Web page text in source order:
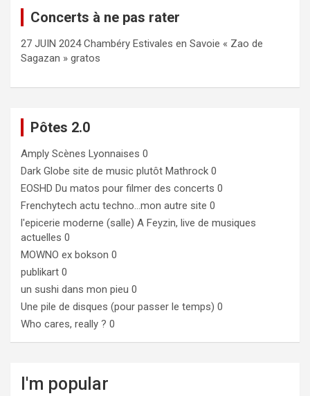
Concerts à ne pas rater
27 JUIN 2024 Chambéry Estivales en Savoie « Zao de
Sagazan » gratos
Pôtes 2.0
Amply Scènes Lyonnaises 0
Dark Globe site de music plutôt Mathrock 0
EOSHD Du matos pour filmer des concerts 0
Frenchytech actu techno…mon autre site 0
l'epicerie moderne (salle) A Feyzin, live de musiques
actuelles 0
MOWNO ex bokson 0
publikart 0
un sushi dans mon pieu 0
Une pile de disques (pour passer le temps) 0
Who cares, really ? 0
I'm popular